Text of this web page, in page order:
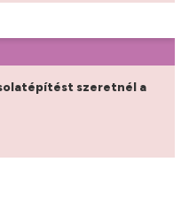
szeretnél a